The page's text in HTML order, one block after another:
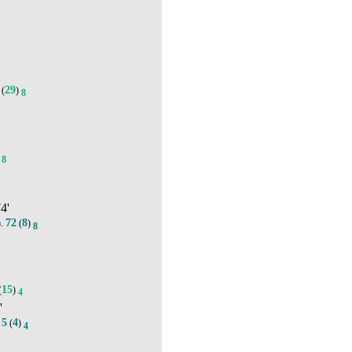
(29) 8
8
72(8) 8
15) 4
5(4) 4